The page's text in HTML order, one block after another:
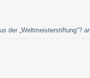
der „Weltmeisterstiftung“?